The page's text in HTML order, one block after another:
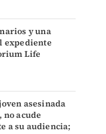
y una
expediente
Life
asesinada
acude
a su audiencia;